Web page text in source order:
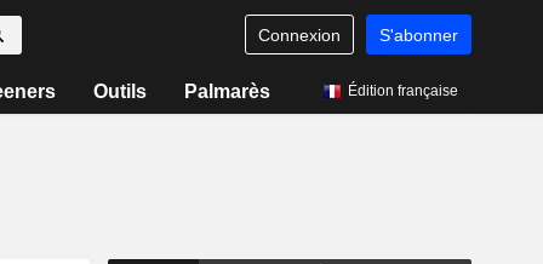
Connexion S'abonner
Outils Palmarès Édition française